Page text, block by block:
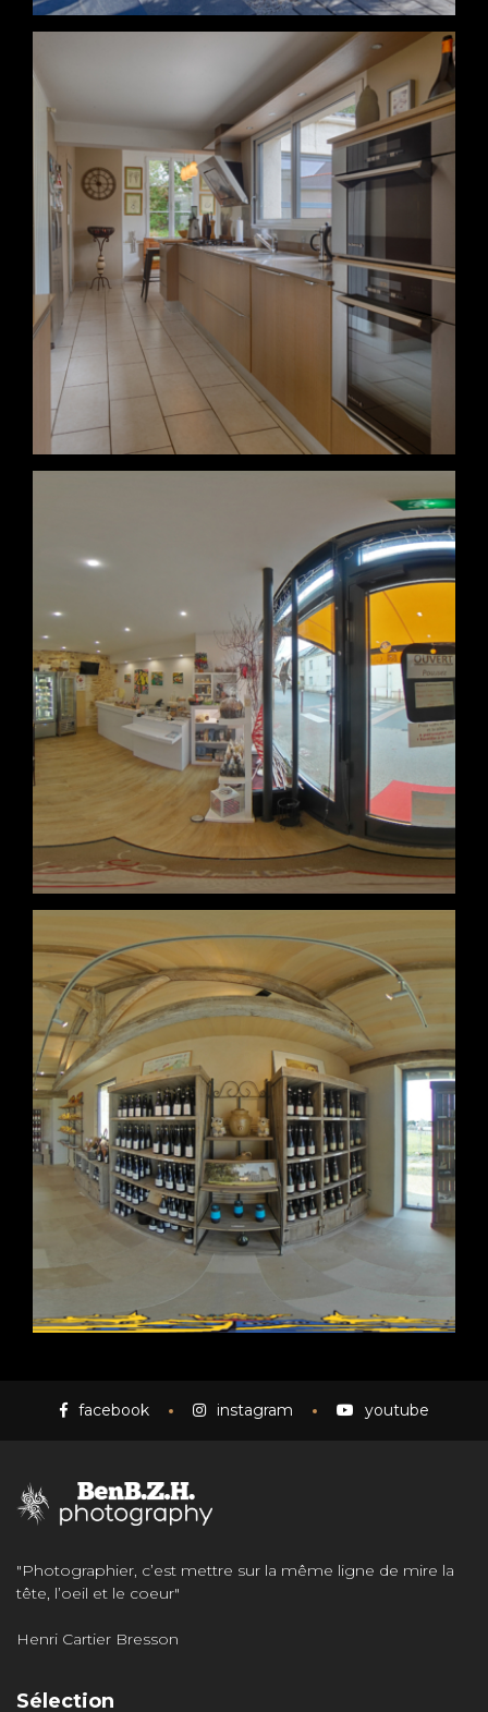
facebook instagram youtube
"Photographier, c’est mettre sur la même ligne de mire la
tête, l’oeil et le coeur"
Henri Cartier Bresson
Sélection